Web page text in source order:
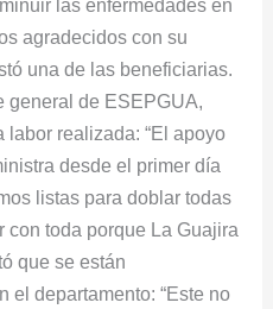
las enfermedades en
agradecidos con su
una de las beneficiarias.
general de ESEPGUA,
realizada: “El apoyo
desde el primer día
listas para doblar todas
con toda porque La Guajira
que se están
el departamento: “Este no